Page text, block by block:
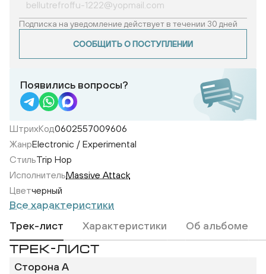
Подписка на уведомление действует в течении 30 дней
СООБЩИТЬ О ПОСТУПЛЕНИИ
Появились вопросы?
ШтрихКод0602557009606
ЖанрElectronic / Experimental
СтильTrip Hop
ИсполнительMassive Attack
Цветчерный
Все характеристики
Трек-лист
Характеристики Об альбоме
ТРЕК-ЛИСТ
Сторона A